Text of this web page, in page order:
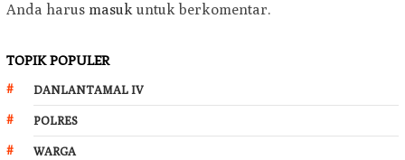
Anda harus masuk untuk berkomentar.
TOPIK POPULER
DANLANTAMAL IV
POLRES
WARGA